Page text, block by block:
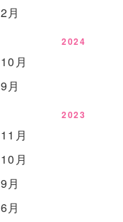
2月
2024
10月
9月
2023
11月
10月
9月
6月